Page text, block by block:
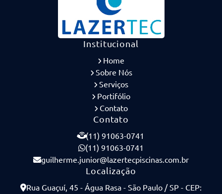
Institucional
Home
Sobre Nós
Serviços
Portifólio
Contato
Contato
(11) 91063-0741
(11) 91063-0741
guilherme.junior@lazertecpiscinas.com.br
Localização
Rua Guaçuí, 45 - Água Rasa - São Paulo / SP - CEP: